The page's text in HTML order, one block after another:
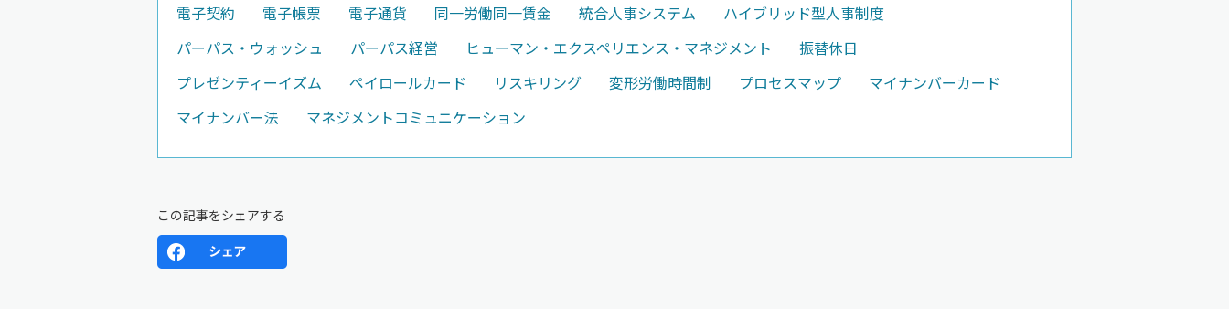
電子契約
電子帳票 電子通貨 同一労働同一賃金 統合人事システム
ハイブリッド型人事制度
パーパス・ウォッシュ
パーパス経営 ヒューマン・エクスペリエンス・マネジメント
振替休日
プレゼンティーイズム
ペイロールカード リスキリング 変形労働時間制 プロセスマップ
マイナンバーカード
マイナンバー法
マネジメントコミュニケーション
この記事をシェアする